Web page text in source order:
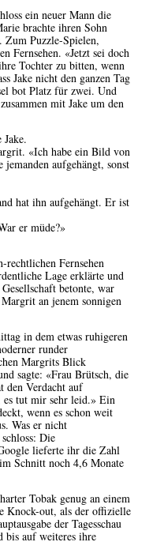
ein neuer Mann die
brachte ihren Sohn
Zum Puzzle-Spielen,
Fernsehen. «Jetzt sei doch
Tochter zu bitten, wenn
Jake nicht den ganzen Tag
bot Platz für zwei. Und
mit Jake um den
«Ich habe ein Bild von
aufgehängt, sonst
hat ihn aufgehängt. Er ist
er müde?»
Fernsehen
Lage erklärte und
betonte, war
an jenem sonnigen
in dem etwas ruhigeren
runder
Margrits Blick
sagte: «Frau Brütsch, die
den Verdacht auf
es tut mir sehr leid.» Ein
wenn es schon weit
Was er nicht
Die
lieferte ihr die Zahl
Schnitt noch 4,6 Monate
Tobak genug an einem
Knock-out, als der offizielle
der Tagesschau
bis auf weiteres ihre